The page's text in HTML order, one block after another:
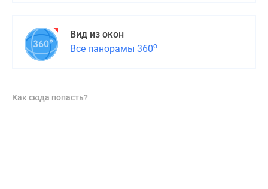
Бизнес-
центры
Вид из окон
Все панорамы 360о
Как сюда попасть?